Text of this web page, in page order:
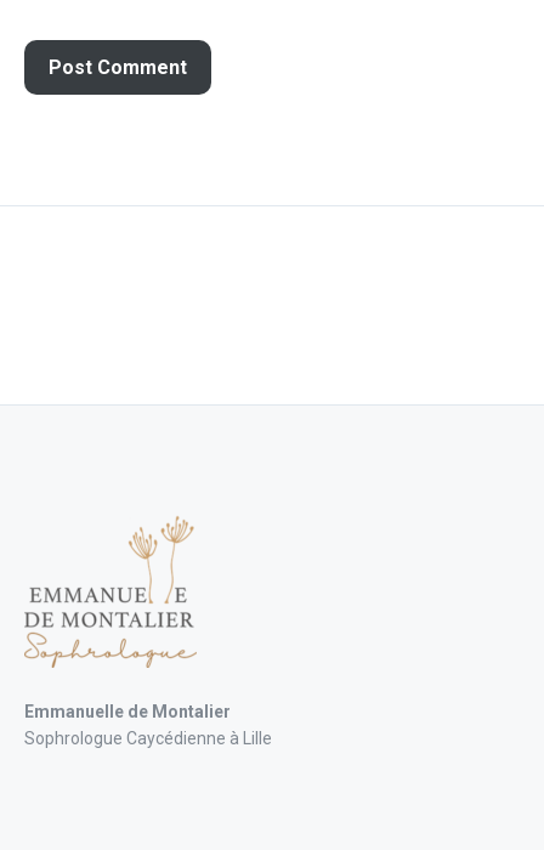
Emmanuelle de Montalier
Sophrologue Caycédienne à Lille